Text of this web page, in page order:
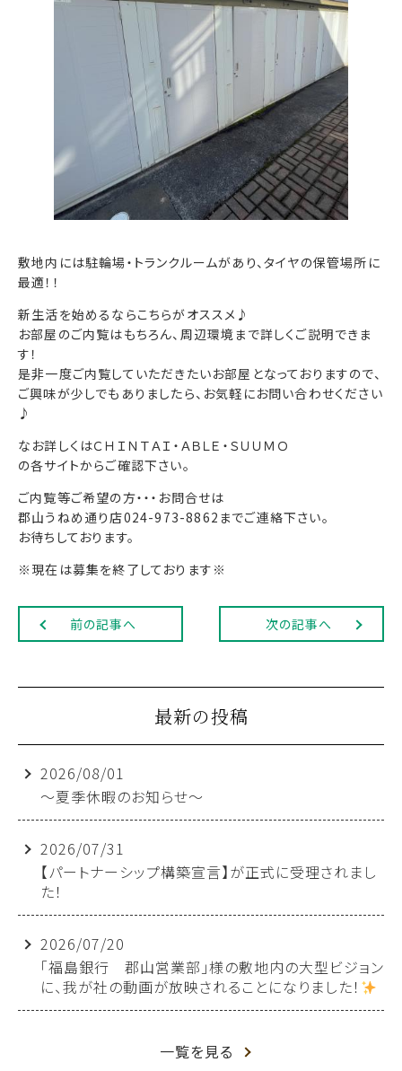
敷地内には駐輪場・トランクルームがあり、タイヤの保管場所に
最適！！
新生活を始めるならこちらがオススメ♪
お部屋のご内覧はもちろん、周辺環境まで詳しくご説明できま
す！
是非一度ご内覧していただきたいお部屋となっておりますので、
ご興味が少しでもありましたら、お気軽にお問い合わせください
♪
なお詳しくはＣＨＩＮＴＡＩ・ＡＢＬＥ・ＳＵＵＭＯ
の各サイトからご確認下さい。
ご内覧等ご希望の方・・・お問合せは
郡山うねめ通り店024-973-8862までご連絡下さい。
お待ちしております。
※現在は募集を終了しております※
前の記事へ 次の記事へ
最新の投稿
2026/08/01
～夏季休暇のお知らせ～
2026/07/31
【パートナーシップ構築宣言】が正式に受理されまし
た！
2026/07/20
「福島銀行 郡山営業部」様の敷地内の大型ビジョン
に、我が社の動画が放映されることになりました！
一覧を見る